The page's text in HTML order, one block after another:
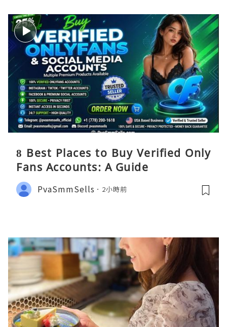
8 Best Places to Buy Verified Only
Fans Accounts: A Guide
PvaSmmSells 2小時前